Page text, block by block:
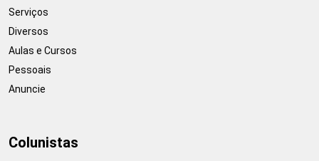
Serviços
Diversos
Aulas e Cursos
Pessoais
Anuncie
Colunistas